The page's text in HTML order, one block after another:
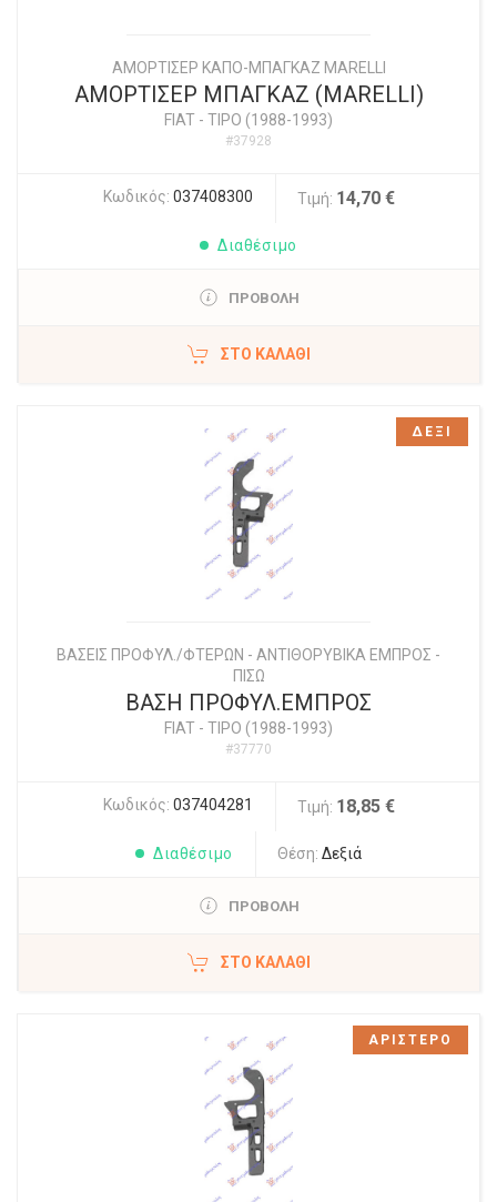
ΑΜΟΡΤΙΣΕΡ ΚΑΠΟ-ΜΠΑΓΚΑΖ MARELLI
ΑΜΟΡΤΙΣΕΡ ΜΠΑΓΚΑΖ (MARELLI)
FIAT - TIPO (1988-1993)
#37928
Κωδικός: 037408300 Τιμή: 14,70 €
Διαθέσιμο
ΠΡΟΒΟΛΗ
ΣΤΟ ΚΑΛΆΘΙ
ΒΑΣΕΙΣ ΠΡΟΦΥΛ./ΦΤΕΡΩΝ - ΑΝΤΙΘΟΡΥΒΙΚΑ ΕΜΠΡΟΣ -
ΠΙΣΩ
ΒΑΣΗ ΠΡΟΦΥΛ.ΕΜΠΡΟΣ
FIAT - TIPO (1988-1993)
#37770
Κωδικός: 037404281 Τιμή: 18,85 €
Διαθέσιμο Θέση: Δεξιά
ΠΡΟΒΟΛΗ
ΣΤΟ ΚΑΛΆΘΙ
ΔΕΞΙ
ΑΡΙΣΤΕΡΟ